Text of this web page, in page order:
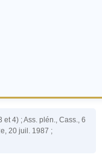
4) ; Ass. plén., Cass., 6
20 juil. 1987 ;